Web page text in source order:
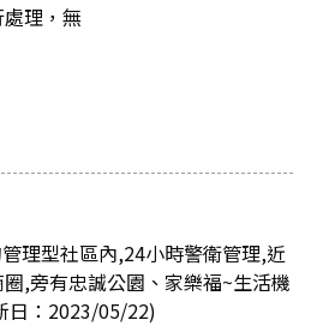
處理，無
理型社區內,24小時警衛管理,近
,旁有忠誠公園、家樂福~生活機
日：2023/05/22)